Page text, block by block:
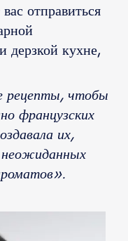
отправиться
дерзкой кухне,
рецепты, чтобы
французских
их,
неожиданных